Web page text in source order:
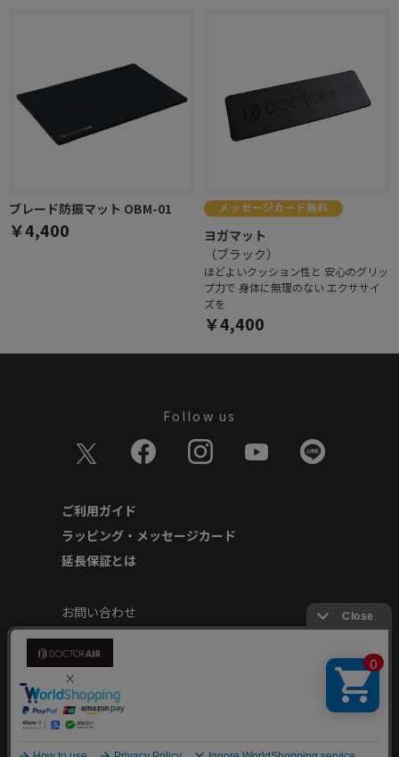
ブレード防振マット OBM-01
￥4,400
ヨガマット
（ブラック）
ほどよいクッション性と 安心のグリッ
プ力で 身体に無理のない エクササイ
ズを
￥4,400
Follow us
ご利用ガイド
ラッピング・メッセージカード
延長保証とは
お問い合わせ
個人情報の取り扱いについて
特定商取引に基づく表記
商品延長保証規約
安心してご使用いただくために
Copyright © Dream Factory Inc. All rights reserved.